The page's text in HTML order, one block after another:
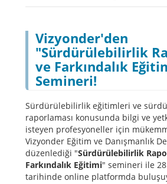
Vizyonder'den
"Sürdürülebilirlik
ve Farkındalık
Semineri!
Sürdürülebilirlik eğitimleri ve
raporlaması konusunda bilgi ve
isteyen profesyoneller için
Vizyonder Eğitim ve Danışmanlık
düzenlediği "Sürdürülebilirlik
Farkındalık Eğitimi" semineri ile
tarihinde online platformda